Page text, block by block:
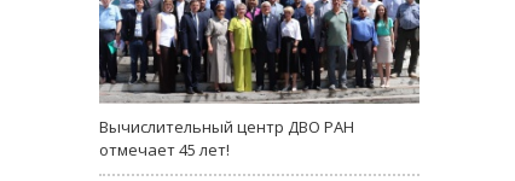
Вычислительный центр ДВО РАН
отмечает 45 лет!